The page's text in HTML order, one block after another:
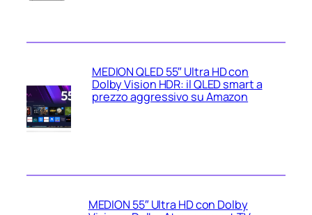
MEDION QLED 55″ Ultra HD con
Dolby Vision HDR: il QLED smart a
prezzo aggressivo su Amazon
MEDION 55″ Ultra HD con Dolby